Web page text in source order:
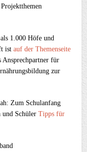
1.000 Höfe und
istauf der Themenseite
Ansprechpartner für
zur
Zum Schulanfang
und SchülerTipps für